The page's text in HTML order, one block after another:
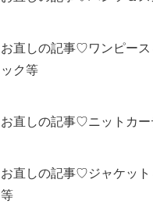
お直しの記事♡ワンピース
ック等
お直しの記事♡ニットカー
お直しの記事♡ジャケット
等